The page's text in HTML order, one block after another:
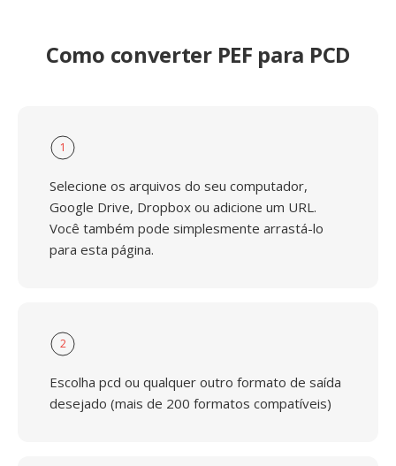
Como converter PEF para PCD
1
Selecione os arquivos do seu computador,
Google Drive, Dropbox ou adicione um URL.
Você também pode simplesmente arrastá-lo
para esta página.
2
Escolha pcd ou qualquer outro formato de saída
desejado (mais de 200 formatos compatíveis)